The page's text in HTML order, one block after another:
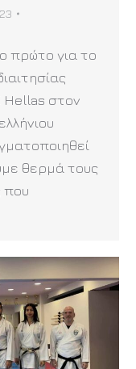
πρώτο για το
Hellas στον
θερμά τους
που